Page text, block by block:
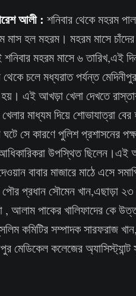
আলী : শনিবার থেকে মহরম
মাস হল মহরম। মহরম মাসে
মহরম মাসে ৬ তারিখ,এই
চলে মধ্যরাত পর্যন্ত
এই আখড়া খেলা দেখতে
মাধ্যম দিয়ে শোভাযাত্রা
সে কারণে পুলিশ প্রশাসনের
উপস্থিত
বাবার মাজারে মাঠে এসে
প্রধান সৌমেন খান,এছাড়া ২৩
, আলাম পাকের খালিফাদের কে
কমিটির সম্পাদক সারফরাজ খান,
মেডিকেল কলেজের